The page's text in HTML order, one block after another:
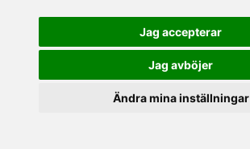
Jag accepterar
Jag avböjer
Ändra mina inställningar